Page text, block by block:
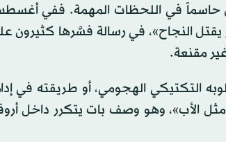
حاسماً في اللحظات المهمة. ففي
يقتل النجاح»، في رسالة فسَّرها كثيرون
مقنعة.
التكتيكي الهجومي، أو طريقته في
الأب»، وهو وصف بات يتكرر داخل